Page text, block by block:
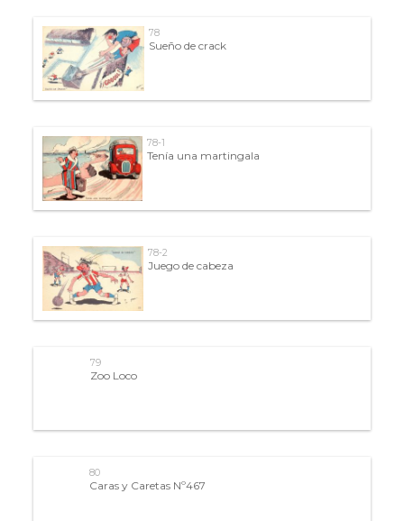
78
Sueño de crack
78-1
Tenía una martingala
78-2
Juego de cabeza
79
Zoo Loco
80
Caras y Caretas Nº467